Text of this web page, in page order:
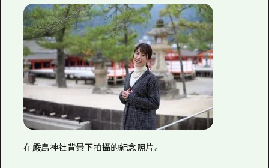
在嚴島神社背景下拍攝的紀念照片。